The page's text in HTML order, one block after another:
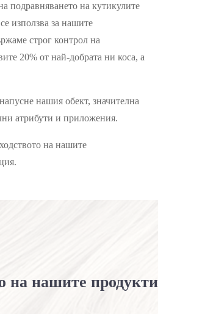
подравняването на кутикулите
използва за нашите
строг контрол на
20% от най-добрата ни коса, а
нашия обект, значителна
атрибути и приложения.
на нашите
на нашите продукти